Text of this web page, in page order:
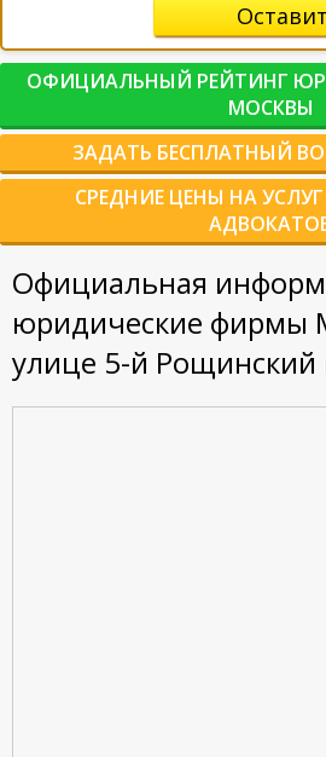
ОФИЦИАЛЬНЫЙ РЕЙТИНГ
МОСКВЫ
ЗАДАТЬ БЕСПЛАТНЫЙ
СРЕДНИЕ ЦЕНЫ НА
Официальная
юридические фирмы
улице 5-й Рощинский